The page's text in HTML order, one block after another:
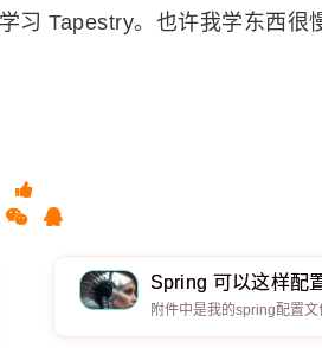
习 Tapestry。也许我学东西很
Spring 可以这样配
附件中是我的spring配置